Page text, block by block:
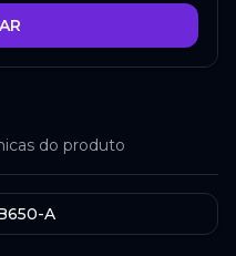
do produto
A